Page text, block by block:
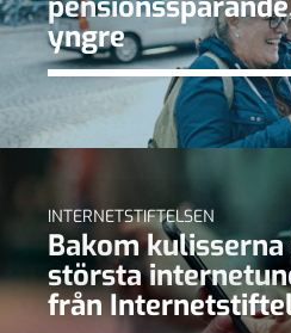
yngre
INTERNETSTIFTELSEN
Bakom
största
från